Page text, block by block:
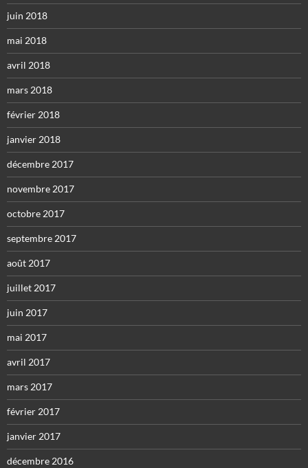
juin 2018
mai 2018
avril 2018
mars 2018
février 2018
janvier 2018
décembre 2017
novembre 2017
octobre 2017
septembre 2017
août 2017
juillet 2017
juin 2017
mai 2017
avril 2017
mars 2017
février 2017
janvier 2017
décembre 2016